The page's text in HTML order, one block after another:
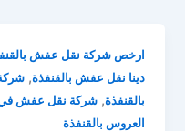
ارخص شركة نقل عفش
دينا نقل عفش بالقنفذة,
بالقنفذة,شركة نقل عفش في
العروس بالقنفذة